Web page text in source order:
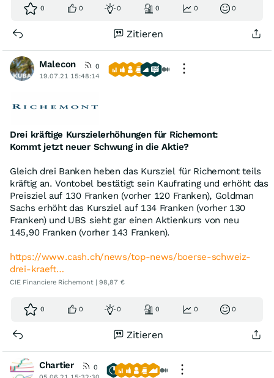
0 0 0 0 0 0
Zitieren
Malecon
0
19.07.21 15:48:14
Drei kräftige Kurszielerhöhungen für Richemont:
Kommt jetzt neuer Schwung in die Aktie?
Gleich drei Banken heben das Kursziel für Richemont teils
kräftig an. Vontobel bestätigt sein Kaufrating und erhöht das
Preisziel auf 130 Franken (vorher 120 Franken), Goldman
Sachs erhöht das Kursziel auf 134 Franken (vorher 130
Franken) und UBS sieht gar einen Aktienkurs von neu
145,90 Franken (vorher 143 Franken).
https://www.cash.ch/news/top-news/boerse-schweiz-
drei-kraeft…
CIE Financiere Richemont | 98,87 €
0 0 0 0 0 0
Zitieren
Chartier
0